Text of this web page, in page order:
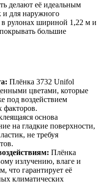
делают её идеальным
и для наружного
рулонах шириной 1,22 м и
большие
Плёнка 3732 Unifol
цветами, которые
под воздействием
факторов.
основа
на гладкие поверхности,
не требуя
Плёнка
излучению, влаге и
что гарантирует её
климатических